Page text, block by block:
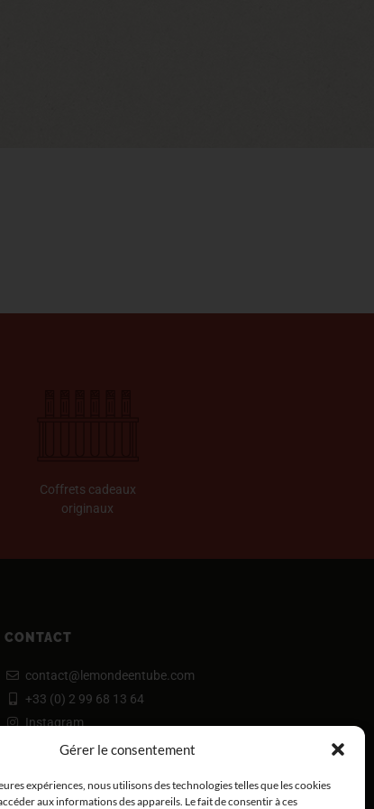
Gérer le consentement
expériences, nous utilisons des technologies telles que les cookies
aux informations des appareils. Le fait de consentir à ces
Coffrets cadeaux
originaux
CONTACT
contact@lemondeentube.com
+33 (0) 2 99 68 13 64
Instagram